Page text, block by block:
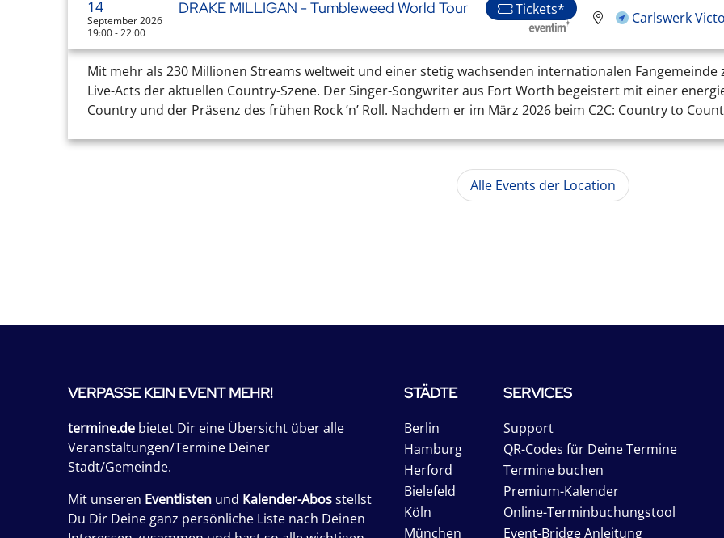
14
September 2026
19:00 - 22:00
DRAKE MILLIGAN - Tumbleweed World Tour Tickets*
Carlswerk
Mit mehr als 230 Millionen Streams weltweit und einer stetig wachsenden internationalen
Live-Acts der aktuellen Country-Szene. Der Singer-Songwriter aus Fort Worth begeistert mit einer
Country und der Präsenz des frühen Rock ’n’ Roll. Nachdem er im März 2026 beim C2C: Country to
Alle Events der Location
VERPASSE KEIN EVENT MEHR!
termine.de bietet Dir eine Übersicht über alle
Veranstaltungen/Termine Deiner
Stadt/Gemeinde.
Mit unseren Eventlisten und Kalender-Abosstellst
Du Dir Deine ganz persönliche Liste nach Deinen
STÄDTE
Berlin
Hamburg
Herford
Bielefeld
Köln
München
SERVICES
Support
QR-Codes für Deine Termine
Termine buchen
Premium-Kalender
Online-Terminbuchungstool
Event-Bridge Anleitung